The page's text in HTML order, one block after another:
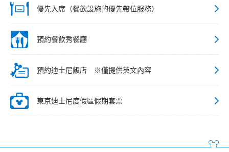
優先入席（餐飲設施的優先帶位服務）
預約餐飲秀餐廳
預約迪士尼飯店 ※僅提供英文內容
東京迪士尼度假區假期套票